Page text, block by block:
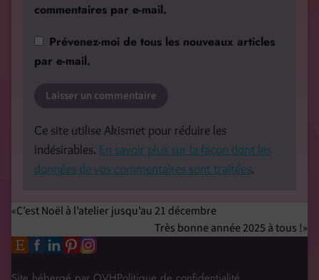
commentaires par e-mail.
Prévenez-moi de tous les nouveaux articles
par e-mail.
Ce site utilise Akismet pour réduire les
indésirables. En savoir plus sur la façon dont les
données de vos commentaires sont traitées.
C’est Noël à l’atelier jusqu’au 21 décembre
Très bonne année 2025 à tous !